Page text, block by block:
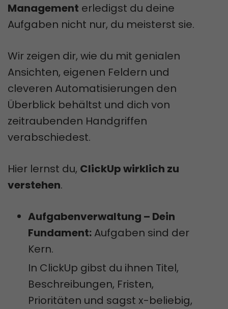
Management erledigst du deine
Aufgaben nicht nur, du meisterst sie.
Wir zeigen dir, wie du mit genialen
Ansichten, eigenen Feldern und
cleveren Automatisierungen den
Überblick behältst und dich von
zeitraubenden Handgriffen
verabschiedest.
Hier lernst du, ClickUp wirklich zu
verstehen.
Aufgabenverwaltung – Dein
Fundament: Aufgaben sind der
Kern.
In ClickUp gibst du ihnen Titel,
Beschreibungen, Fristen,
Prioritäten und sagst x-beliebig,